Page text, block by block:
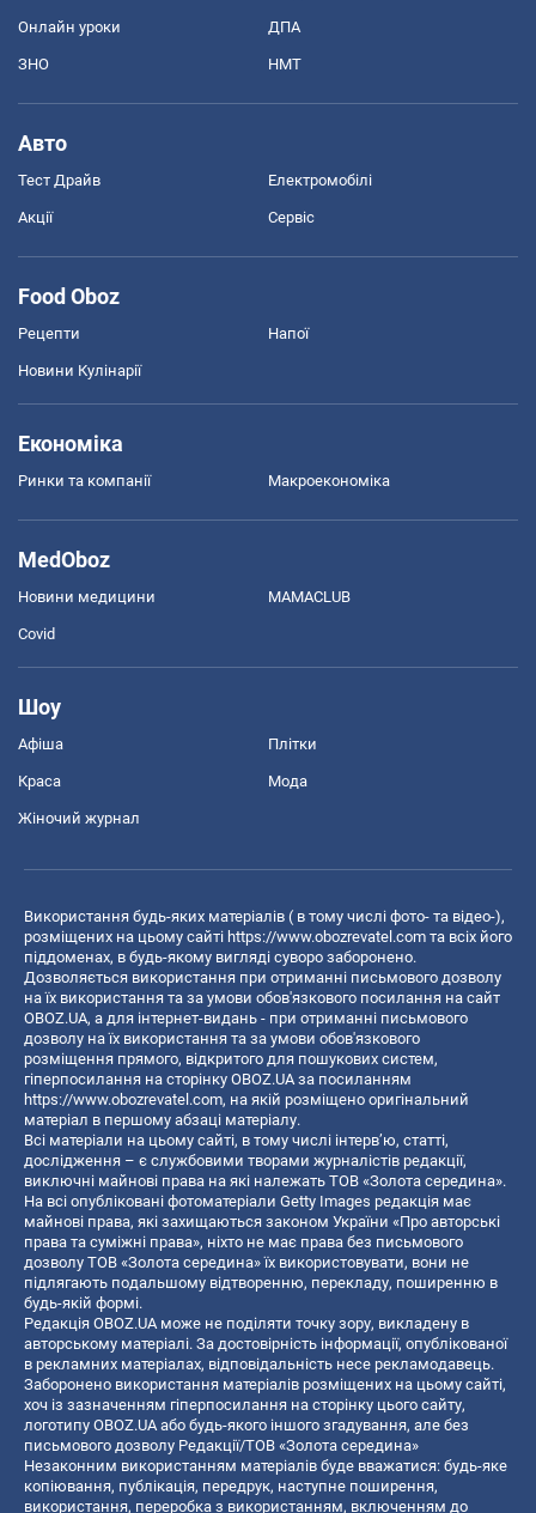
Онлайн уроки ДПА
ЗНО НМТ
Авто
Тест Драйв Електромобілі
Акції Сервіс
Food Oboz
Рецепти Напої
Новини Кулінарії
Економіка
Ринки та компанії Макроекономіка
MedOboz
Новини медицини MAMACLUB
Covid
Шоу
Афіша Плітки
Краса Мода
Жіночий журнал
Використання будь-яких матеріалів ( в тому числі фото- та відео-),
розміщених на цьому сайті https://www.obozrevatel.com та всіх його
піддоменах, в будь-якому вигляді суворо заборонено.
Дозволяється використання при отриманні письмового дозволу
на їх використання та за умови обов'язкового посилання на сайт
OBOZ.UA, а для інтернет-видань - при отриманні письмового
дозволу на їх використання та за умови обов'язкового
розміщення прямого, відкритого для пошукових систем,
гіперпосилання на сторінку OBOZ.UA за посиланням
https://www.obozrevatel.com, на якій розміщено оригінальний
матеріал в першому абзаці матеріалу.
Всі матеріали на цьому сайті, в тому числі інтерв’ю, статті,
дослідження – є службовими творами журналістів редакції,
виключні майнові права на які належать ТОВ «Золота середина».
На всі опубліковані фотоматеріали Getty Images редакція має
майнові права, які захищаються законом України «Про авторські
права та суміжні права», ніхто не має права без письмового
дозволу ТОВ «Золота середина» їх використовувати, вони не
підлягають подальшому відтворенню, перекладу, поширенню в
будь-якій формі.
Редакція OBOZ.UA може не поділяти точку зору, викладену в
авторському матеріалі. За достовірність інформації, опублікованої
в рекламних матеріалах, відповідальність несе рекламодавець.
Заборонено використання матеріалів розміщених на цьому сайті,
хоч із зазначенням гіперпосилання на сторінку цього сайту,
логотипу OBOZ.UA або будь-якого іншого згадування, але без
письмового дозволу Редакції/ТОВ «Золота середина»
Незаконним використанням матеріалів буде вважатися: будь-яке
копiювання, публiкацiя, передрук, наступне поширення,
використання, переробка з використанням, включенням до